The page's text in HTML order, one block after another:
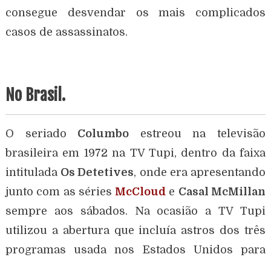
consegue desvendar os mais complicados
casos de assassinatos.
No Brasil.
O seriado Columbo estreou na televisão
brasileira em 1972 na TV Tupi, dentro da faixa
intitulada Os Detetives, onde era apresentando
junto com as séries McCloud e Casal McMillan
sempre aos sábados. Na ocasião a TV Tupi
utilizou a abertura que incluía astros dos três
programas usada nos Estados Unidos para